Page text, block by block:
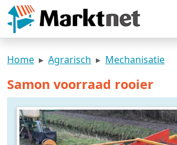
Home Agrarisch Mechanisatie
Samon voorraad rooier